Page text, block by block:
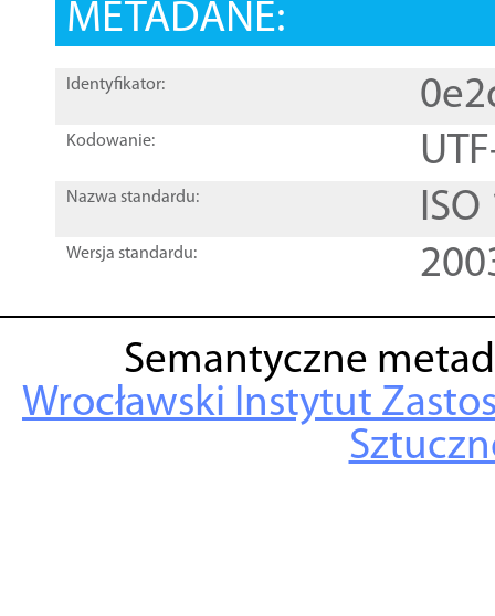
METADANE:
Identyfikator:
Kodowanie:
Nazwa standardu:
Wersja standardu:
Semantyczne
Wrocławski Instytut